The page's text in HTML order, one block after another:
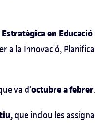
en Educació
a la Innovació,
va d’octubre a febrer.
que inclou les